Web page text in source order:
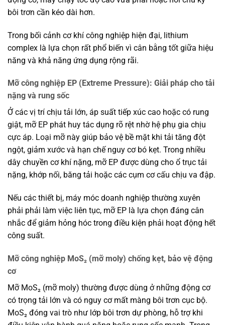
bôi trơn cần kéo dài hơn.
Trong bối cảnh cơ khí công nghiệp hiện đại, lithium
complex là lựa chọn rất phổ biến vì cân bằng tốt giữa hiệu
năng và khả năng ứng dụng rộng rãi.
Mỡ công nghiệp EP (Extreme Pressure): Giải pháp cho tải
nặng và rung sốc
Ở các vị trí chịu tải lớn, áp suất tiếp xúc cao hoặc có rung
giật, mỡ EP phát huy tác dụng rõ rệt nhờ hệ phụ gia chịu
cực áp. Loại mỡ này giúp bảo vệ bề mặt khi tải tăng đột
ngột, giảm xước và hạn chế nguy cơ bó kẹt. Trong nhiều
dây chuyền cơ khí nặng, mỡ EP được dùng cho ổ trục tải
nặng, khớp nối, băng tải hoặc các cụm cơ cấu chịu va đập.
Nếu các thiết bị, máy móc doanh nghiệp thường xuyên
phải phải làm việc liên tục, mỡ EP là lựa chọn đáng cân
nhắc để giảm hỏng hóc trong điều kiện phải hoạt động hết
công suất.
Mỡ công nghiệp MoS₂ (mỡ moly) chống kẹt, bảo vệ động
cơ
Mỡ MoS₂ (mỡ moly) thường được dùng ở những động cơ
có trọng tải lớn và có nguy cơ mất màng bôi trơn cục bộ.
MoS₂ đóng vai trò như lớp bôi trơn dự phòng, hỗ trợ khi